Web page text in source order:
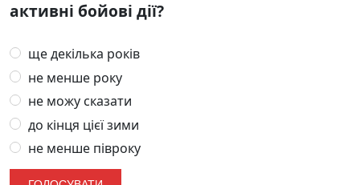
активні бойові дії?
ще декілька років
не менше року
не можу сказати
до кінця цієї зими
не менше півроку